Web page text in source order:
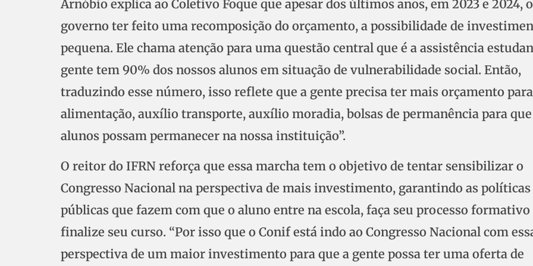
Arnóbio explica ao Coletivo Foque que apesar dos últimos anos, em 2023 e 2024, o
governo ter feito uma recomposição do orçamento, a possibilidade de
pequena. Ele chama atenção para uma questão central que é a assistência
gente tem 90% dos nossos alunos em situação de vulnerabilidade social. Então,
traduzindo esse número, isso reflete que a gente precisa ter mais orçamento para
alimentação, auxílio transporte, auxílio moradia, bolsas de permanência para
alunos possam permanecer na nossa instituição”.
O reitor do IFRN reforça que essa marcha tem o objetivo de tentar sensibilizar o
Congresso Nacional na perspectiva de mais investimento, garantindo as políticas
públicas que fazem com que o aluno entre na escola, faça seu processo formativo
finalize seu curso. “Por isso que o Conif está indo ao Congresso Nacional com
perspectiva de um maior investimento para que a gente possa ter uma oferta de